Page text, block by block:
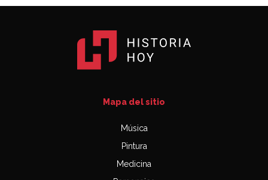
Mapa del sitio
Música
Pintura
Medicina